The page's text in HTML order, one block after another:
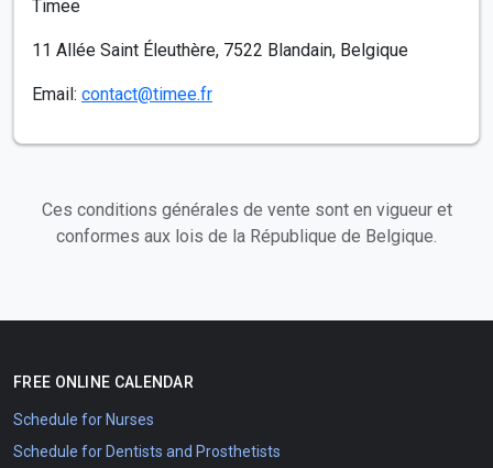
Timee
11 Allée Saint Éleuthère, 7522 Blandain, Belgique
Email: contact@timee.fr
Ces conditions générales de vente sont en vigueur et
conformes aux lois de la République de Belgique.
FREE ONLINE CALENDAR
Schedule for Nurses
Schedule for Dentists and Prosthetists